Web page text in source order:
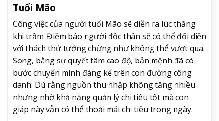
Tuổi Mão
Công việc của người tuổi Mão sẽ diễn ra lúc thăng
khi trầm. Điềm báo người độc thân sẽ có thể đối diện
với thách thử tưởng chừng như không thể vượt qua.
Song, bằng sự quyết tâm cao độ, bản mệnh đã có
bước chuyển mình đáng kể trên con đường công
danh. Dù rằng nguồn thu nhập không tăng nhiều
nhưng nhờ khả năng quản lý chi tiêu tốt mà con
giáp này vẫn có thể thoải mái chi tiêu trong ngày.